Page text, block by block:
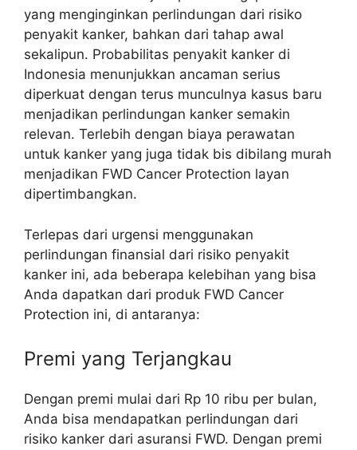
yang menginginkan perlindungan dari risiko
penyakit kanker, bahkan dari tahap awal
sekalipun. Probabilitas penyakit kanker di
Indonesia menunjukkan ancaman serius
diperkuat dengan terus munculnya kasus baru
menjadikan perlindungan kanker semakin
relevan. Terlebih dengan biaya perawatan
untuk kanker yang juga tidak bis dibilang murah
menjadikan FWD Cancer Protection layan
dipertimbangkan.
Terlepas dari urgensi menggunakan
perlindungan finansial dari risiko penyakit
kanker ini, ada beberapa kelebihan yang bisa
Anda dapatkan dari produk FWD Cancer
Protection ini, di antaranya:
Premi yang Terjangkau
Dengan premi mulai dari Rp 10 ribu per bulan,
Anda bisa mendapatkan perlindungan dari
risiko kanker dari asuransi FWD. Dengan premi